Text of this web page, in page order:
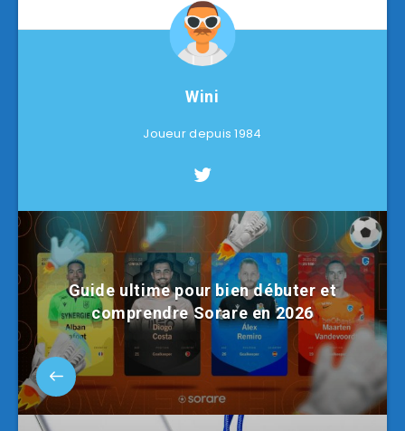
Wini
Joueur depuis 1984
Guide ultime pour bien débuter et
comprendre Sorare en 2026